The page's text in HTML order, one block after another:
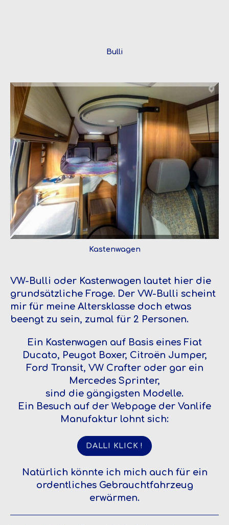
Bulli
Kastenwagen
VW-Bulli oder Kastenwagen lautet hier die
grundsätzliche Frage. Der VW-Bulli scheint
mir für meine Altersklasse doch etwas
beengt zu sein, zumal für 2 Personen.
Ein Kastenwagen auf Basis eines Fiat
Ducato, Peugot Boxer, Citroën Jumper,
Ford Transit, VW Crafter oder gar ein
Mercedes Sprinter,
sind die gängigsten Modelle.
Ein Besuch auf der Webpage der Vanlife
Manufaktur lohnt sich:
DALLI KLICK !
Natürlich könnte ich mich auch für ein
ordentliches Gebrauchtfahrzeug
erwärmen.